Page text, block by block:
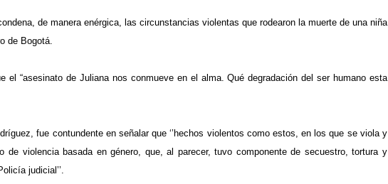
de manera enérgica, las circunstancias violentas que rodearon la muerte de una niña
de Bogotá.
“asesinato de Juliana nos conmueve en el alma. Qué degradación del ser humano esta
fue contundente en señalar que ‘’hechos violentos como estos, en los que se viola y
violencia basada en género, que, al parecer, tuvo componente de secuestro, tortura y
judicial’’.